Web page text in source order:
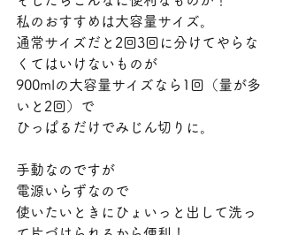
私のおすすめは大容量サイズ。
通常サイズだと2回3回に分けてやらな
くてはいけないものが
900mlの大容量サイズなら1回（量が多
いと2回）で
ひっぱるだけでみじん切りに。
手動なのですが
電源いらずなので
使いたいときにひょいっと出して洗っ